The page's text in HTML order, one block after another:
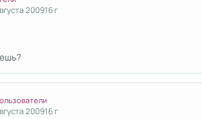
200916 г
200916 г